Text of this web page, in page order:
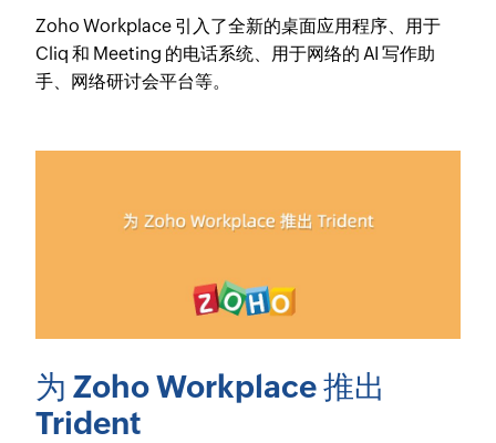
Zoho Workplace 引入了全新的桌面应用程序、用于
Cliq 和 Meeting 的电话系统、用于网络的 AI 写作助
手、网络研讨会平台等。
为 Zoho Workplace 推出
Trident